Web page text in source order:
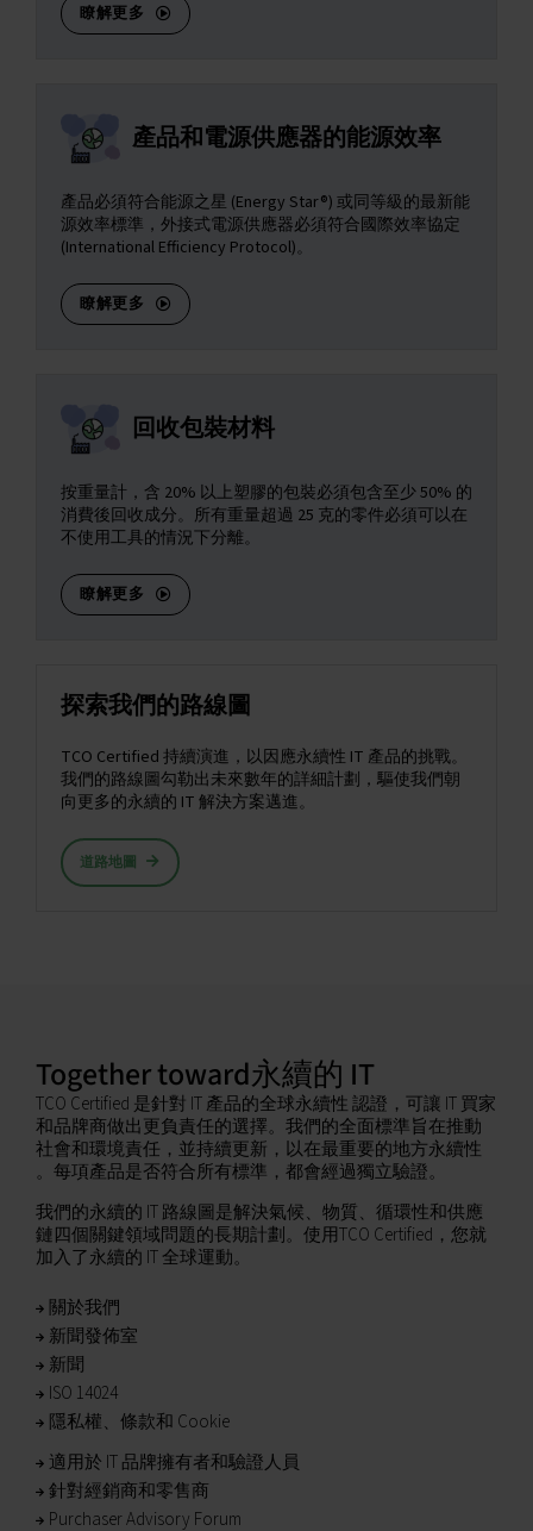
瞭解更多
產品和電源供應器的能源效率
產品必須符合能源之星 (Energy Star®) 或同等級的最新能
源效率標準，外接式電源供應器必須符合國際效率協定
(International Efficiency Protocol)。
瞭解更多
回收包裝材料
按重量計，含 20% 以上塑膠的包裝必須包含至少 50% 的
消費後回收成分。所有重量超過 25 克的零件必須可以在
不使用工具的情況下分離。
瞭解更多
探索我們的路線圖
TCO Certified 持續演進，以因應永續性 IT 產品的挑戰。
我們的路線圖勾勒出未來數年的詳細計劃，驅使我們朝
向更多的永續的 IT 解決方案邁進。
道路地圖
Together toward永續的 IT
TCO Certified 是針對 IT 產品的全球永續性 認證，可讓 IT 買家
和品牌商做出更負責任的選擇。我們的全面標準旨在推動
社會和環境責任，並持續更新，以在最重要的地方永續性
。每項產品是否符合所有標準，都會經過獨立驗證。
我們的永續的 IT 路線圖是解決氣候、物質、循環性和供應
鏈四個關鍵領域問題的長期計劃。使用TCO Certified，您就
加入了永續的 IT 全球運動。
關於我們
新聞發佈室
新聞
ISO 14024
隱私權、條款和 Cookie
適用於 IT 品牌擁有者和驗證人員
針對經銷商和零售商
Purchaser Advisory Forum